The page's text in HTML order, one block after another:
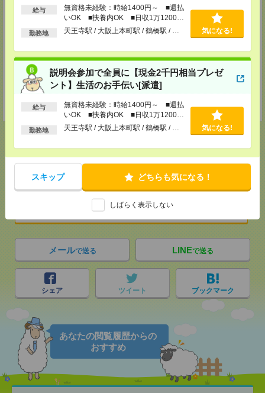
給与
無資格未経験：時給1400円～ ■週払
いOK ■扶養内OK ■日収1万1200円
以上
勤務地 天王寺駅 / 大阪上本町駅 / 鶴橋駅 / … 気になる!
説明会参加で全員に【現金2千円相当プレゼ
ント】生活のお手伝い[派遣]
給与
無資格未経験：時給1400円～ ■週払
いOK ■扶養内OK ■日収1万1200円
以上
勤務地 天王寺駅 / 大阪上本町駅 / 鶴橋駅 / … 気になる!
スキップ どちらも気になる！
しばらく表示しない
〒670-0913
兵庫県姫路市西駅前町73 姫路ターミナルスクエア5F
TEL：0120-537-102
受付可能日時：平日9:00～19:00（土日祝を除く）受付中！※お電話の際
は、「エンのサイトを見た」とお伝えください！
登録交通費
【面談付き電話登録】・【面談なしオンライン登録】どちらも来社不要で
気になる！
メールで送る LINEで送る
シェア ツイート ブックマーク
あなたの閲覧履歴からの
おすすめ